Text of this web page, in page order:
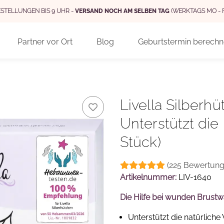
BIS 9 UHR - VERSAND NOCH AM SELBEN TAG (WERKTAGS MO -
Partner vor Ort Blog Geburtstermin
Livella
Unterstützt die
Stück)
(225
Artikelnummer: LIV-1640
Die Hilfe bei wunden
Unterstützt die natürliche